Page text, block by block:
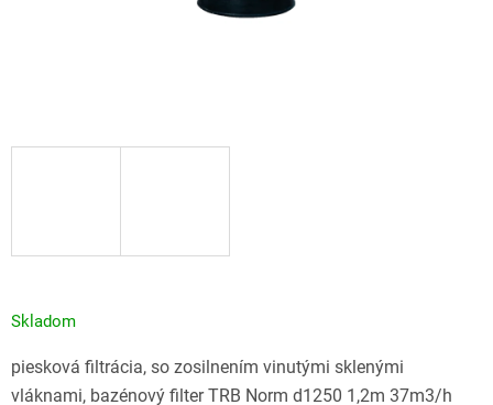
Skladom
piesková filtrácia, so zosilnením vinutými sklenými
vláknami, bazénový filter TRB Norm d1250 1,2m 37m3/h